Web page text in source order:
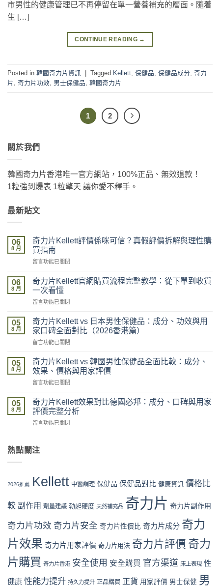
市男性的健康管理已不再停留在單一營養補充的層面。隨着
生 […]
CONTINUE READING →
Posted in 韓國奇力片資訊 Tagged Kellett 保健品 保健品成分 奇力
片 奇力片功效 男士保健品 韓國奇力片
1 2
關於我們
韓國奇力片香港唯一官方網站，100%正品、無效退款！
1粒強到爆表 1粒擎天 讓你愛不釋手。
最新貼文
06
8 月
奇力片Kellett評價係咪可信？真假評價拆解與理性購
買指南
在
力
片
Kellett
評
係
咪
信？
假
評
拆
與
理
性
指
南〉
留言功能已關閉
06
8 月
奇力片Kellett官網購買流程完整教學：從下單到收貨
一次看懂
在
力
片
Kellett
官
購
買
程
整
教
從
到
一
次
懂〉
中
留言功能已關閉
05
8 月
奇力片Kellett vs 日本男性保健品：成分、功效與用
家口碑全面對比（2026香港篇）
在
力
片
Kellett
vs
本
男
保
成
與
口
全
對
比
（2026
香
港
篇）〉
留言功能已關閉
05
8 月
奇力片Kellett vs 韓國男性保健品全面比較：成分、
效果、價格與用家評價
在
力
片
Kellett
vs
男
品
比
成
效
果、
價
格
用
留言功能已關閉
05
8 月
奇力片Kellett效果對比德國必邦：成分、口碑與用家
評價完整分析
在
片
對
國
邦：
成
分、
口
碑
與
家
留言功能已關閉
熱點關注
2026推薦 Kellett 中醫調理 保健品 保健品對比 健康資訊 價格比
較 副作用 劑量建議 勃起硬度 天然補充品 奇力片 奇力片副作用
奇力片功效 奇力片安全 奇力片性價比 奇力片成分 奇力
片效果 奇力片用家評價 奇力片用法 奇力片評價 奇力
片購買 奇力片香港 安全使用 安全購買 官方渠道 床上表現 性
健康 性能力提升 持久力提升 正品購買 正貨 用家評價 男士保健 男